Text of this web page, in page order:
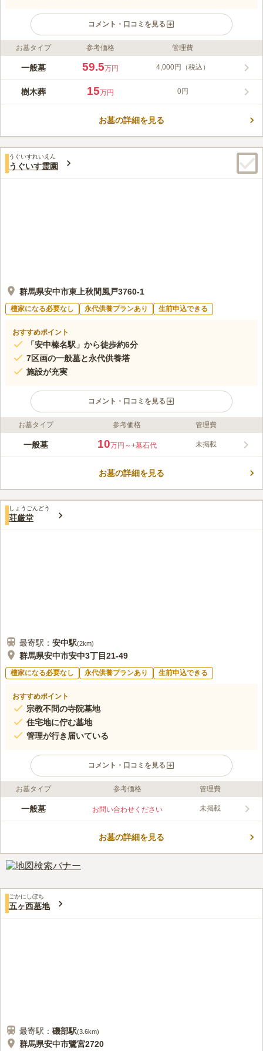
コメント・口コミを見る
ライフドット編集部のコメント
陽当たりが抜群に良く、爽やかな風に吹かれながら眠れるお墓で
立地にあります。近隣にコンビニがあり、お参りに必要なものを
買い足すことができます。 比較的リーズナブルなので、墓守の
方におすすめです。
この霊園はまだ誰からも評価されていません。
お墓タイプ 参考価格 管理費
一般墓 59.5万円 4,000円（税込）
樹木葬 15万円 0円
お墓の詳細を見る
うぐいすれいえん
うぐいす霊園
群馬県安中市東上秋間風戸3760-1
檀家になる必要なし 永代供養プランあり 生前申込できる
おすすめポイント
「安中榛名駅」から徒歩約6分
7区画の一般墓と永代供養塔
施設が充実
コメント・口コミを見る
ライフドット編集部のコメント
宗教法人 自在寺が運営する霊園です。一般墓が7区画あり、様々
法事を執り行えますので、便利です。墓地の利用だけではなく、
口コミ評価
この霊園はまだ誰からも評価されていません。
お墓タイプ 参考価格 管理費
一般墓 10万円～+墓石代 未掲載
お墓の詳細を見る
しょうごんどう
荘厳堂
最寄駅： 安中駅(2km)
群馬県安中市安中3丁目21-49
檀家になる必要なし 永代供養プランあり 生前申込できる
おすすめポイント
宗教不問の寺院墓地
住宅地に佇む墓地
管理が行き届いている
コメント・口コミを見る
ライフドット編集部のコメント
天台宗の東光院が運営管理する寺院墓地です。檀家になる必要が
配することはありません。周辺には高い建物がなく、開放的な墓
備しているので、車でのお参りがおすすめです。
口コミ評価
お墓タイプ 参考価格 管理費
一般墓 お問い合わせください 未掲載
お墓の詳細を見る
ごかにしぼち
五ヶ西墓地
最寄駅： 磯部駅(3.6km)
群馬県安中市鷺宮2720